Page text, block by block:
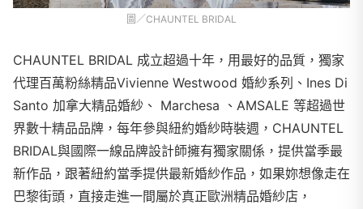
圖／CHAUNTEL BRIDAL
CHAUNTEL BRIDAL 成立超過十年，用最好的品質，獨家
代理百萬粉絲精品Vivienne Westwood 婚紗系列、Ines Di
Santo 加拿大精品婚紗、 Marchesa 、AMSALE 等超過世
界數十精品品牌，每年參與紐約婚紗時裝週，CHAUNTEL
BRIDAL與國際一線品牌設計師擁有獨家關係，提供當季最
新作品，跟著紐約當季提供最新婚紗作品，如果妳想像走在
巴黎街頭，直接走進一間屬於真正歐洲精品婚紗店，